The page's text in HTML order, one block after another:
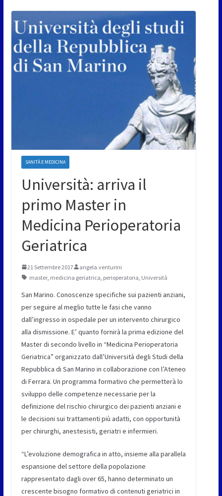
SANITÀ E MEDICINA
Università: arriva il
primo Master in
Medicina Perioperatoria
Geriatrica
21 Settembre 2017
angela.venturini
master, medicina geriatrica perioperatoria Università
San Marino. Conoscenze specifiche sui pazienti anziani,
per seguire al meglio tutte le fasi che vanno
dall’ingresso in ospedale per un intervento chirurgico
alla dismissione. E’ quanto fornirà la prima edizione del
Master di secondo livello in “Medicina Perioperatoria
Geriatrica” organizzato dall’Università degli Studi della
Repubblica di San Marino in collaborazione con l’Ateneo
di Ferrara. Un programma formativo che permetterà lo
sviluppo delle competenze necessarie per la
definizione del rischio chirurgico dei pazienti anziani e
le decisioni sui trattamenti più adatti, con opportunità
per chirurghi, anestesisti, geriatri e infermieri.
“L’evoluzione demografica in atto, insieme alla parallela
espansione del settore della popolazione
rappresentato dagli over 65, hanno determinato un
crescente bisogno formativo di contenuti geriatrici in